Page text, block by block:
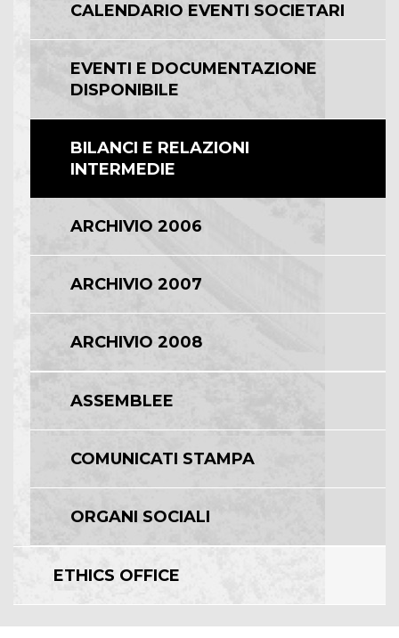
CALENDARIO EVENTI SOCIETARI
EVENTI E DOCUMENTAZIONE
DISPONIBILE
BILANCI E RELAZIONI
INTERMEDIE
ARCHIVIO 2006
ARCHIVIO 2007
ARCHIVIO 2008
ASSEMBLEE
COMUNICATI STAMPA
ORGANI SOCIALI
ETHICS OFFICE